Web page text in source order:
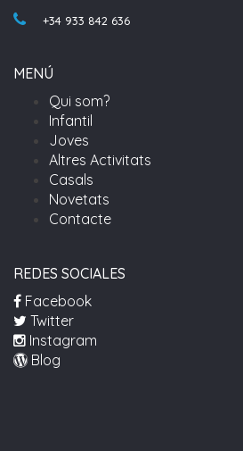
+34 933 842 636
MENÚ
Qui som?
Infantil
Joves
Altres Activitats
Casals
Novetats
Contacte
REDES SOCIALES
Facebook
Twitter
Instagram
Blog